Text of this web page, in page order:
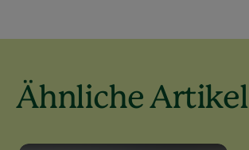
Ähnliche Artikel